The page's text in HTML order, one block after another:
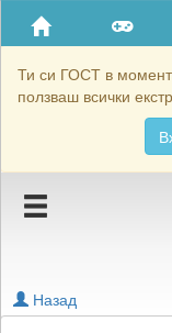
Ти си ГОСТ в
ползваш всички
Приятели
Хронология на
Подаръците на
Картичките на
Блокирай
Назад